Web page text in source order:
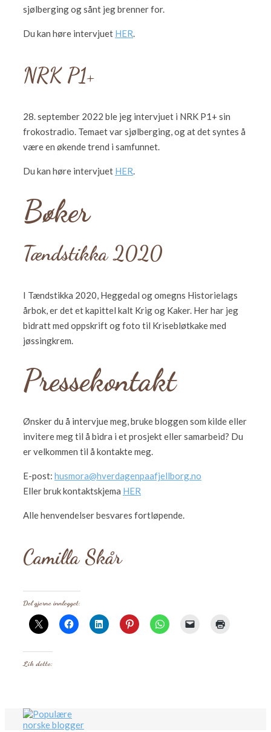
sjølberging og sånt jeg brenner for.
Du kan høre intervjuet HER.
NRK P1+
28. september 2022 ble jeg intervjuet i NRK P1+ sin
frokostradio. Temaet var sjølberging, og at det syntes å
være en økende trend i samfunnet.
Du kan høre intervjuet HER.
Bøker
Tændstikka 2020
I Tændstikka 2020, Heggedal og omegns Historielags
årbok, er det et kapittel kalt Krig og Kaker. Her har jeg
bidratt med oppskrift og foto til Krisebløtkake med
jøssingkrem.
Pressekontakt
Ønsker du å intervjue meg, bruke bloggen som kilde eller
invitere meg til å bidra i et prosjekt eller samarbeid? Du
er velkommen til å kontakte meg.
E-post: husmora@hverdagenpaafjellborg.no
Eller bruk kontaktskjema HER
Alle henvendelser besvares fortløpende.
Camilla Skår
Del gjerne innlegget:
Lik dette: